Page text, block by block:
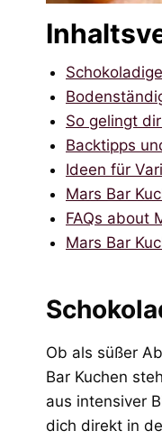
So gelingt
Backtipps
Ideen für
Mars Bar
FAQs about
Mars Bar
Ob als süßer
Bar Kuchen
aus intensiver
dich direkt in